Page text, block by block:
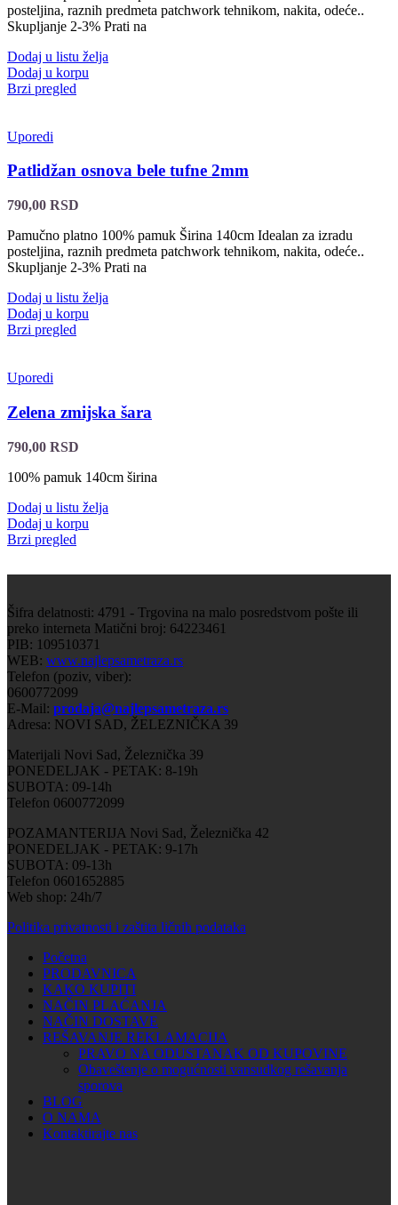
posteljina, raznih predmeta patchwork tehnikom, nakita, odeće..
Skupljanje 2-3% Prati na
Dodaj u listu želja
Dodaj u korpu
Brzi pregled
Uporedi
Patlidžan osnova bele tufne 2mm
790,00 RSD
Pamučno platno 100% pamuk Širina 140cm Idealan za izradu
posteljina, raznih predmeta patchwork tehnikom, nakita, odeće..
Skupljanje 2-3% Prati na
Dodaj u listu želja
Dodaj u korpu
Brzi pregled
Uporedi
Zelena zmijska šara
790,00 RSD
100% pamuk 140cm širina
Dodaj u listu želja
Dodaj u korpu
Brzi pregled
Šifra delatnosti: 4791 - Trgovina na malo posredstvom pošte ili
preko interneta Matični broj: 64223461
PIB: 109510371
WEB: www.najlepsametraza.rs
Telefon (poziv, viber):
0600772099
E-Mail: prodaja@najlepsametraza.rs
Adresa: NOVI SAD, ŽELEZNIČKA 39
Materijali Novi Sad, Železnička 39
PONEDELJAK - PETAK: 8-19h
SUBOTA: 09-14h
Telefon 0600772099
POZAMANTERIJA Novi Sad, Železnička 42
PONEDELJAK - PETAK: 9-17h
SUBOTA: 09-13h
Telefon 0601652885
Web shop: 24h/7
Politika privatnosti i zaštita ličnih podataka
Početna
PRODAVNICA
KAKO KUPITI
NAČIN PLAĆANJA
NAČIN DOSTAVE
REŠAVANJE REKLAMACIJA
PRAVO NA ODUSTANAK OD KUPOVINE
Obaveštenje o mogućnosti vansudkog rešavanja
sporova
BLOG
O NAMA
Kontaktirajte nas